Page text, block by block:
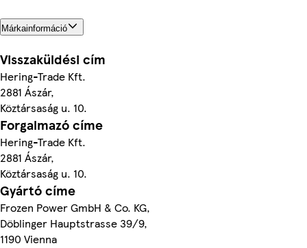
Márkainformáció
Visszaküldési cím
Hering-Trade Kft.
2881 Ászár,
Köztársaság u. 10.
Forgalmazó címe
Hering-Trade Kft.
2881 Ászár,
Köztársaság u. 10.
Gyártó címe
Frozen Power GmbH & Co. KG,
Döblinger Hauptstrasse 39/9,
1190 Vienna